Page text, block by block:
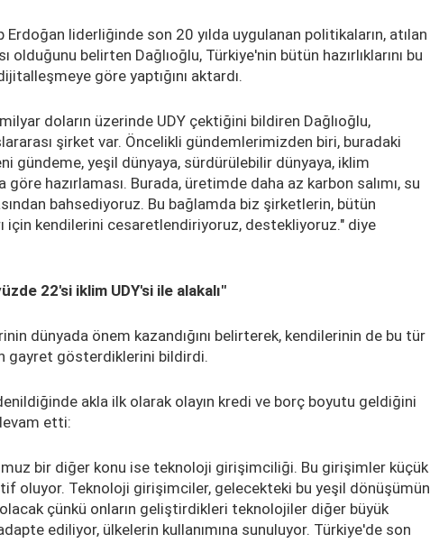
Erdoğan liderliğinde son 20 yılda uygulanan politikaların, atılan
olduğunu belirten Dağlıoğlu, Türkiye'nin bütün hazırlıklarını bu
göre yaptığını aktardı.
doların üzerinde UDY çektiğini bildiren Dağlıoğlu,
şirket var. Öncelikli gündemlerimizden biri, buradaki
gündeme, yeşil dünyaya, sürdürülebilir dünyaya, iklim
hazırlaması. Burada, üretimde daha az karbon salımı, su
bahsediyoruz. Bu bağlamda biz şirketlerin, bütün
için kendilerini cesaretlendiriyoruz, destekliyoruz." diye
22'si iklim UDY'si ile alakalı"
dünyada önem kazandığını belirterek, kendilerinin de bu tür
gayret gösterdiklerini bildirdi.
akla ilk olarak olayın kredi ve borç boyutu geldiğini
etti:
bir diğer konu ise teknoloji girişimciliği. Bu girişimler küçük
oluyor. Teknoloji girişimciler, gelecekteki bu yeşil dönüşümün
çünkü onların geliştirdikleri teknolojiler diğer büyük
ediliyor, ülkelerin kullanımına sunuluyor. Türkiye'de son